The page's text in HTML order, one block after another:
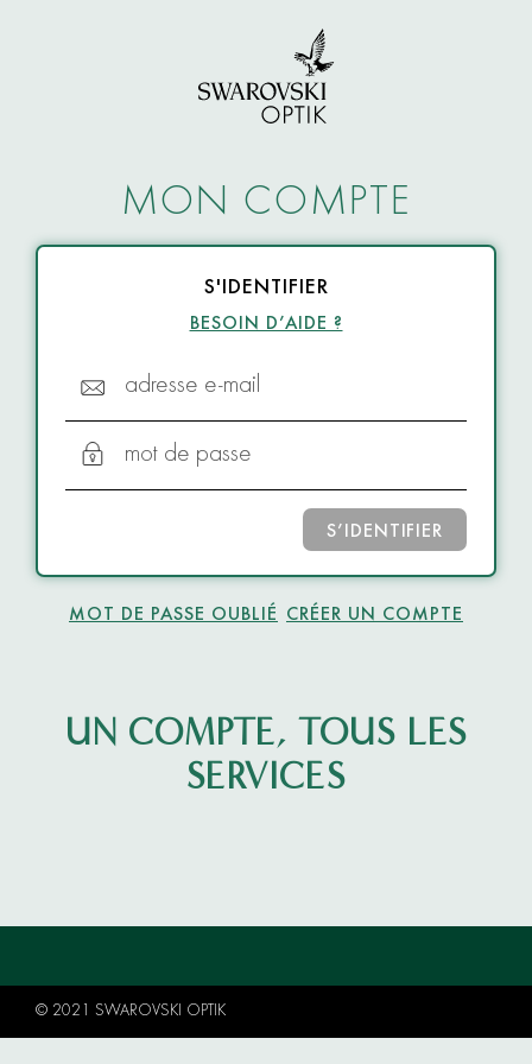
MON COMPTE
S'IDENTIFIER
BESOIN D’AIDE ?
adresse e-mail
mot de passe
S’IDENTIFIER
MOT DE PASSE OUBLIÉ CRÉER UN COMPTE
UN COMPTE, TOUS LES
SERVICES
© 2021 SWAROVSKI OPTIK